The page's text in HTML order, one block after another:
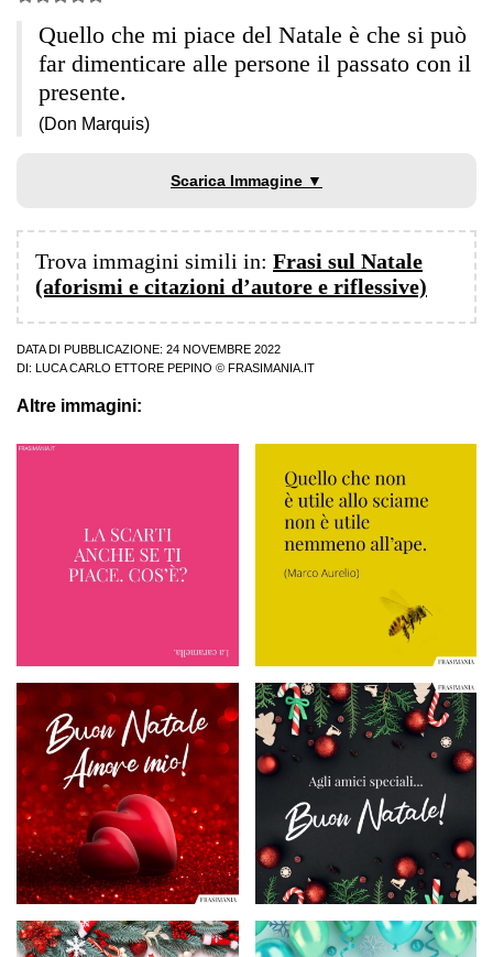
Quello che mi piace del Natale è che si può
far dimenticare alle persone il passato con il
presente.
(Don Marquis)
Scarica Immagine ▼
Trova immagini simili in: Frasi sul Natale
(aforismi e citazioni d’autore e riflessive)
DATA DI PUBBLICAZIONE: 24 NOVEMBRE 2022
DI:
LUCA CARLO ETTORE PEPINO © FRASIMANIA.IT
Altre immagini: